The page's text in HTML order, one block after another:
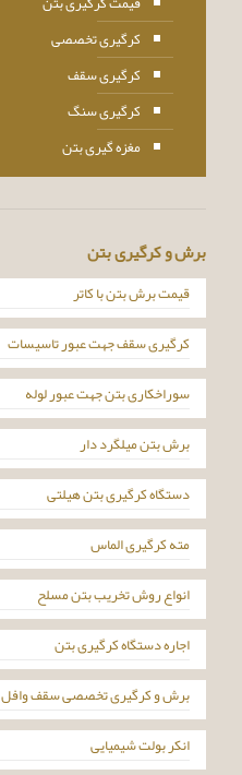
کرگیری تخصصی
کرگیری سقف
کرگیری سنگ
مغزه گیری بتن
برش و کرگیری بتن
قیمت برش بتن با کاتر
کرگیری سقف جهت عبور تاسیسات
سوراخکاری بتن جهت عبور لوله
برش بتن میلگرد دار
دستگاه کرگیری بتن هیلتی
مته کرگیری الماس
انواع روش تخریب بتن مسلح
اجاره دستگاه کرگیری بتن
برش و کرگیری تخصصی سقف وافل
انکر بولت شیمیایی